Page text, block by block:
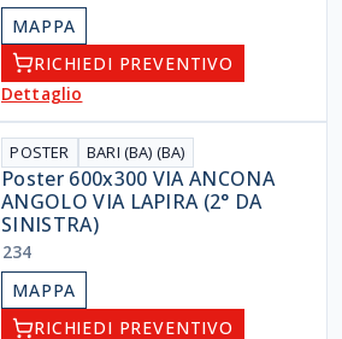
MAPPA
RICHIEDI PREVENTIVO
Dettaglio
POSTER BARI (BA) (BA)
Poster 600x300 VIA ANCONA
ANGOLO VIA LAPIRA (2° DA
SINISTRA)
234
MAPPA
RICHIEDI PREVENTIVO